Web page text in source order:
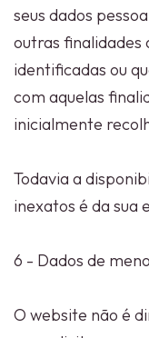
seus dados
outras finalidades
identificadas ou
com aquelas
inicialmente
Todavia a
inexatos é da sua
6 - Dados de
O website não é